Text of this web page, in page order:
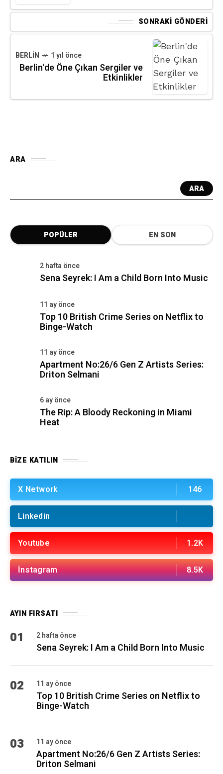
SONRAKI GÖNDERI
BERLIN 1 yıl önce
Berlin'de Öne Çıkan Sergiler ve
Etkinlikler
ARA
ARA
POPÜLER EN SON
2 hafta önce
Sena Seyrek: I Am a Child Born Into Music
11 ay önce
Top 10 British Crime Series on Netflix to
Binge-Watch
11 ay önce
Apartment No:26/6 Gen Z Artists Series:
Driton Selmani
6 ay önce
The Rip: A Bloody Reckoning in Miami
Heat
BIZE KATILIN
X Network 146
Linkedin
Youtube 1.2K
İnstagram 8.5K
AYIN FIRSATI
01 2 hafta önce
Sena Seyrek: I Am a Child Born Into Music
02 11 ay önce
Top 10 British Crime Series on Netflix to
Binge-Watch
03 11 ay önce
Apartment No:26/6 Gen Z Artists Series:
Driton Selmani